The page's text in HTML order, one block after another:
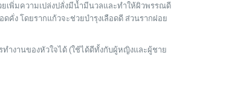
ยเพิ่มความเปล่งปลั่งมีน้ำมีนวลและทำให้ผิวพรรณดี
คั่ง โดยรากแก้วจะช่วยบำรุงเลือดดี ส่วนรากฝอย
ทำงานของหัวใจได้ (ใช้ได้ดีทั้งกับผู้หญิงและผู้ชาย